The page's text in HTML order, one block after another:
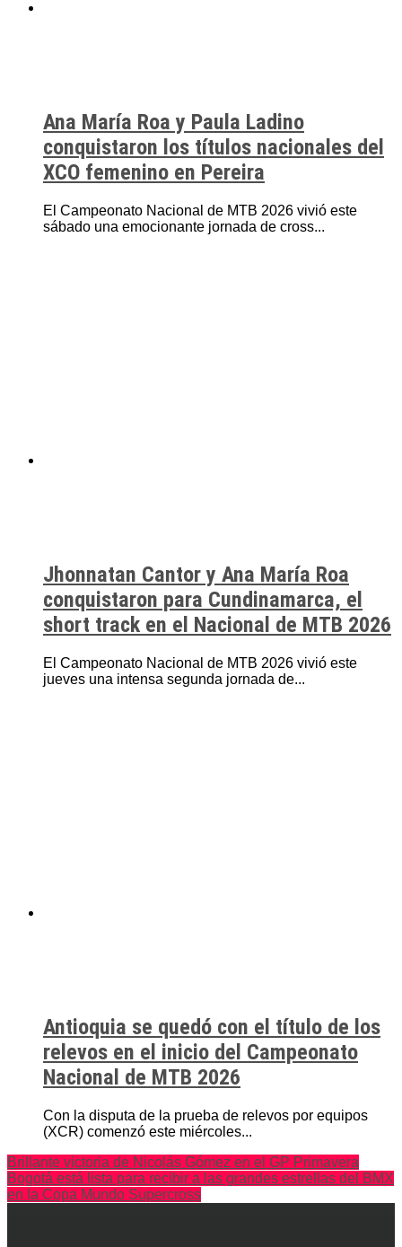
Ana María Roa y Paula Ladino
conquistaron los títulos nacionales del
XCO femenino en Pereira
El Campeonato Nacional de MTB 2026 vivió este
sábado una emocionante jornada de cross...
Jhonnatan Cantor y Ana María Roa
conquistaron para Cundinamarca, el
short track en el Nacional de MTB 2026
El Campeonato Nacional de MTB 2026 vivió este
jueves una intensa segunda jornada de...
Antioquia se quedó con el título de los
relevos en el inicio del Campeonato
Nacional de MTB 2026
Con la disputa de la prueba de relevos por equipos
(XCR) comenzó este miércoles...
Brillante victoria de Nicolás Gómez en el GP Primavera
Bogotá está lista para recibir a las grandes estrellas del BMX
en la Copa Mundo Supercross